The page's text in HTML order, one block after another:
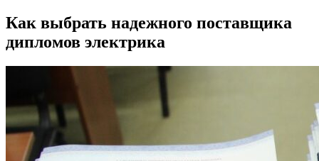
Как выбрать надежного поставщика
дипломов электрика